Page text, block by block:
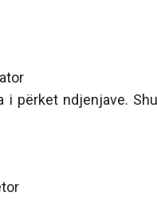
i përket ndjenjave.